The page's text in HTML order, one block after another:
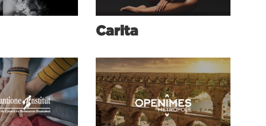
Carita